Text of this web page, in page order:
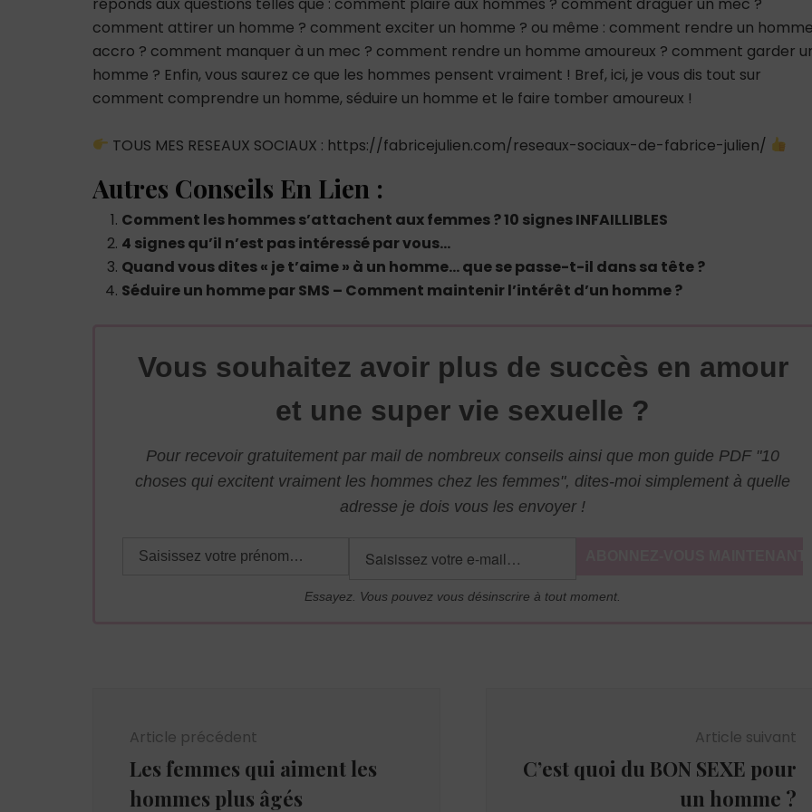
comment attirer un homme ? comment exciter un homme ? ou même : comment rendre un
accro ? comment manquer à un mec ? comment rendre un homme amoureux ? comment garder
homme ? Enfin, vous saurez ce que les hommes pensent vraiment ! Bref, ici, je vous dis tout sur
comment comprendre un homme, séduire un homme et le faire tomber amoureux !
TOUS MES RESEAUX SOCIAUX : https://fabricejulien.com/reseaux-sociaux-de-fabrice-julien/
Autres Conseils En Lien :
Comment les hommes s’attachent aux femmes ? 10 signes INFAILLIBLES
4 signes qu’il n’est pas intéressé par vous…
Quand vous dites « je t’aime » à un homme… que se passe-t-il dans sa tête ?
Séduire un homme par SMS – Comment maintenir l’intérêt d’un homme ?
Vous souhaitez avoir plus de succès en amour
et une super vie sexuelle ?
Pour recevoir gratuitement par mail de nombreux conseils ainsi que mon guide PDF "10
choses qui excitent vraiment les hommes chez les femmes", dites-moi simplement à quelle
adresse je dois vous les envoyer !
Essayez. Vous pouvez vous désinscrire à tout moment.
Article précédent
Les femmes qui aiment les
hommes plus âgés
Article suivant
C’est quoi du BON SEXE pour
un homme ?